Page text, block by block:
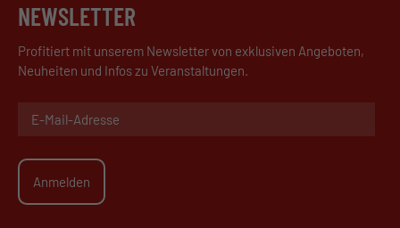
NEWSLETTER
Profitiert mit unserem Newsletter von exklusiven Angeboten,
Neuheiten und Infos zu Veranstaltungen.